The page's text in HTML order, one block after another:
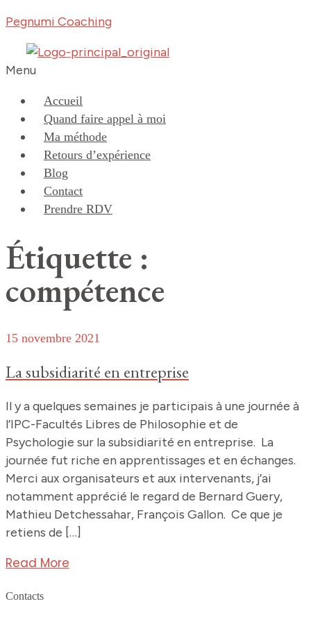
Pegnumi Coaching
Menu
Accueil
Quand faire appel à moi
Ma méthode
Retours d’expérience
Blog
Contact
Prendre RDV
Étiquette :
compétence
15 novembre 2021
La subsidiarité en entreprise
Il y a quelques semaines je participais à une journée à
l’IPC-Facultés Libres de Philosophie et de
Psychologie sur la subsidiarité en entreprise. La
journée fut riche en apprentissages et en échanges.
Merci aux organisateurs et aux intervenants, j’ai
notamment apprécié le regard de Bernard Guery,
Mathieu Detchessahar, François Gallon. Ce que je
retiens de […]
Read More
Contacts